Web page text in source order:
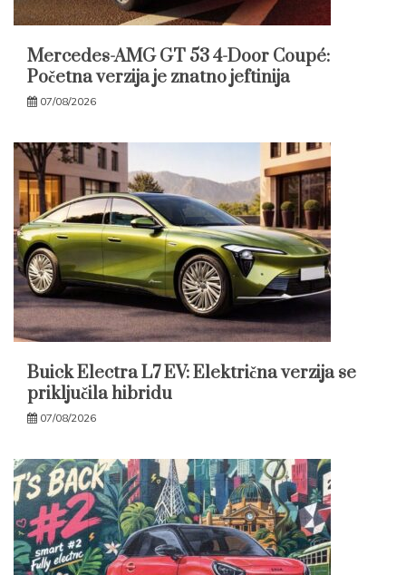
Mercedes-AMG GT 53 4-Door Coupé:
Početna verzija je znatno jeftinija
07/08/2026
Buick Electra L7 EV: Električna verzija se
priključila hibridu
07/08/2026